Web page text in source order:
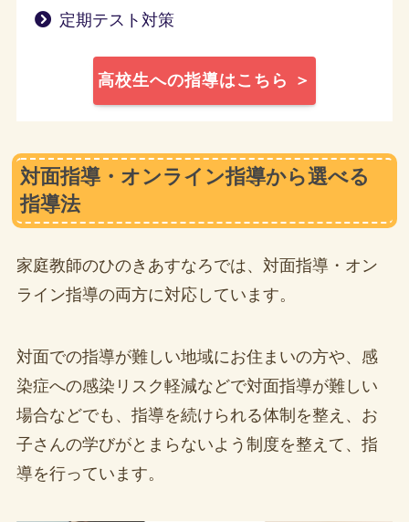
定期テスト対策
高校生への指導はこちら ＞
対面指導・オンライン指導から選べる
指導法
家庭教師のひのきあすなろでは、対面指導・オン
ライン指導の両方に対応しています。
対面での指導が難しい地域にお住まいの方や、感
染症への感染リスク軽減などで対面指導が難しい
場合などでも、指導を続けられる体制を整え、お
子さんの学びがとまらないよう制度を整えて、指
導を行っています。